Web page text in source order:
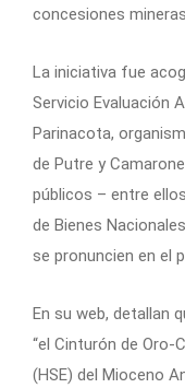
concesiones
La iniciativa fue
Servicio Evaluación
Parinacota,
de Putre y
públicos – entre
de Bienes
se pronuncien en el
En su web, detallan
“el Cinturón de Oro-
(HSE) del Mioceno